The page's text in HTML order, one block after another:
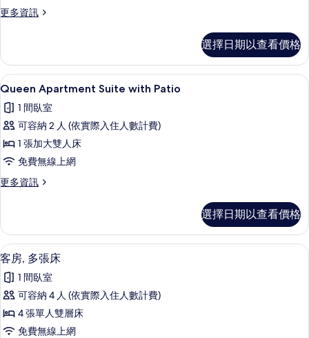
房,
張
床
的
所
有
相
片
更多資訊
更
三
人
房,
張
床
詳
情
選擇日期以查看價格
顯
示
Queen
Apartment
Suite
with
Patio
有
相
片
Queen Apartment Suite with Patio |
6
Queen Apartment Suite with Patio
1 間臥室
可容納 2 人 (依實際入住人數計費)
1 張加大雙人床
免費無線上網
更多資訊
更
Suite
with
Patio
詳
情
選擇日期以查看價格
顯
示
客
房,
多
4
客房, 多張床
1 間臥室
可容納 4 人 (依實際入住人數計費)
4 張單人雙層床
免費無線上網